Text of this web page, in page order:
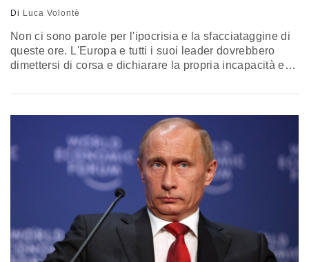
Di Luca Volontè
Non ci sono parole per l'ipocrisia e la sfacciataggine di
queste ore. L'Europa e tutti i suoi leader dovrebbero
dimettersi di corsa e dichiarare la propria incapacità e
continente che gioca al lunapark dei diritti per tutti, della
tolleranza…